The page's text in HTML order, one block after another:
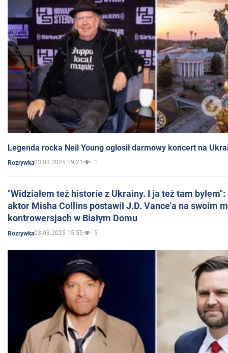
Legenda rocka Neil Young ogłosił darmowy koncert na
Rozrywka03.03.2025 19:21 1
"Widziałem też historie z Ukrainy. I ja też tam
aktor Misha Collins postawił J.D. Vance'a na swoim
kontrowersjach w Białym Domu
Rozrywka03.03.2025 15:55 5